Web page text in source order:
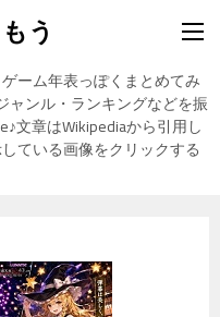
う
ーム年表っぽくまとめてみ
ャンル・ランキングなどを振
文章はWikipediaから引用し
ている画像をクリックする